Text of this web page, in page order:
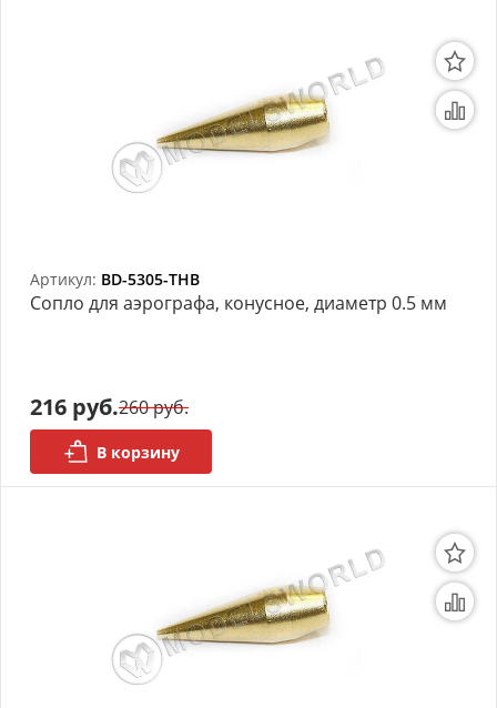
Артикул: BD-5305-THB
Сопло для аэрографа, конусное, диаметр 0.5 мм
216 руб.260 руб.
В корзину